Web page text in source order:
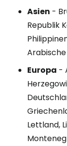
Asien -
Republik
Europa -
Lettland,